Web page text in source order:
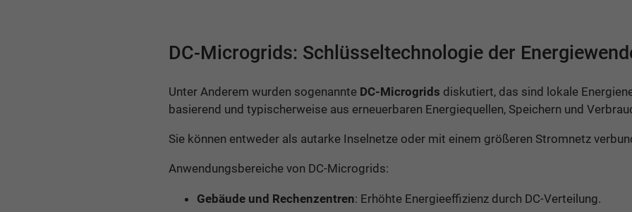
DC-Microgrids: Schlüsseltechnologie der
Unter Anderem wurden sogenannte DC-Microgrids diskutiert, das sind lokale
basierend und typischerweise aus erneuerbaren Energiequellen, Speichern und
Sie können entweder als autarke Inselnetze oder mit einem größeren Stromnetz
Anwendungsbereiche von DC-Microgrids:
Gebäude und Rechenzentren: Erhöhte Energieeffizienz durch DC-Verteilung.